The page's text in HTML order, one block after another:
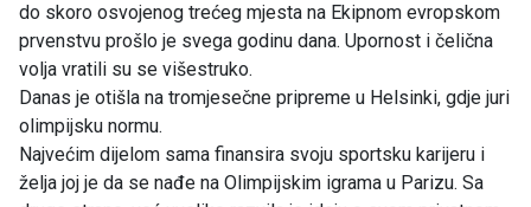
do skoro osvojenog trećeg mjesta na Ekipnom evropskom
prvenstvu prošlo je svega godinu dana. Upornost i čelična
volja vratili su se višestruko.
Danas je otišla na tromjesečne pripreme u Helsinki, gdje juri
olimpijsku normu.
Najvećim dijelom sama finansira svoju sportsku karijeru i
želja joj je da se nađe na Olimpijskim igrama u Parizu. Sa